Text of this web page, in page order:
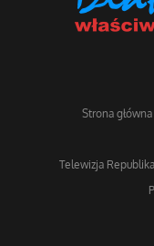
Strona główna
Telewizja